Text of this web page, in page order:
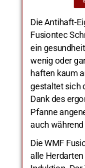
Die Antihaft-
Fusiontec
ein
wenig oder
haften kaum
gestaltet sich
Dank des
Pfanne
auch
Die WMF
alle